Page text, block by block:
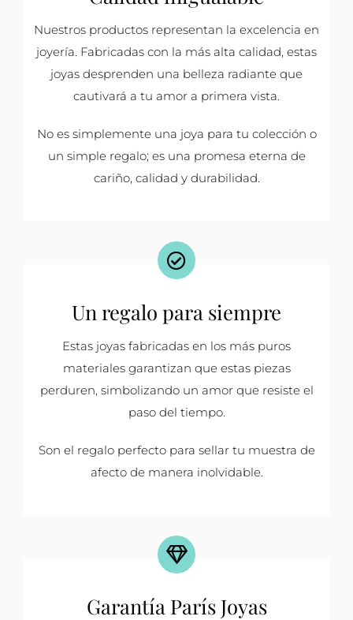
Nuestros productos representan la excelencia en
joyería. Fabricadas con la más alta calidad, estas
joyas desprenden una belleza radiante que
cautivará a tu amor a primera vista.
No es simplemente una joya para tu colección o
un simple regalo; es una promesa eterna de
cariño, calidad y durabilidad.
Un regalo para siempre
Estas joyas fabricadas en los más puros
materiales garantizan que estas piezas
perduren, simbolizando un amor que resiste el
paso del tiempo.
Son el regalo perfecto para sellar tu muestra de
afecto de manera inolvidable.
Garantía París Joyas